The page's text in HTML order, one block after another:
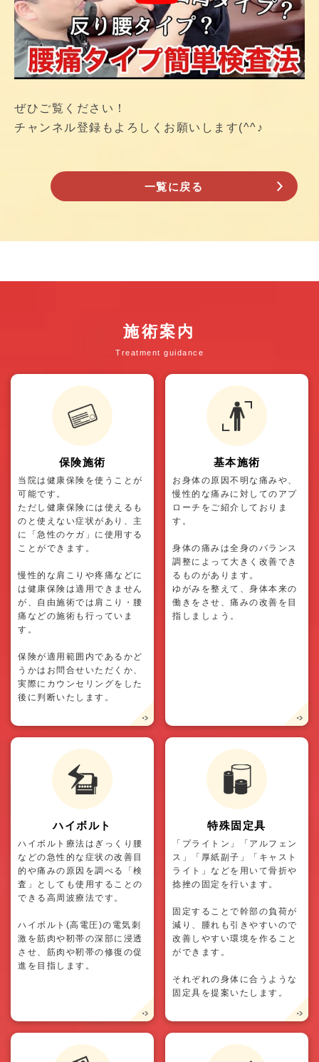
ぜひご覧ください！
チャンネル登録もよろしくお願いします(^^♪
一覧に戻る
施術案内
Treatment guidance
保険施術
当院は健康保険を使うことが
可能です。
ただし健康保険には使えるも
のと使えない症状があり、主
に「急性のケガ」に使用する
ことができます。
慢性的な肩こりや疼痛などに
は健康保険は適用できません
が、自由施術では肩こり・腰
痛などの施術も行っていま
す。
保険が適用範囲内であるかど
うかはお問合せいただくか、
実際にカウンセリングをした
後に判断いたします。
基本施術
お身体の原因不明な痛みや、
慢性的な痛みに対してのアプ
ローチをご紹介しておりま
す。
身体の痛みは全身のバランス
調整によって大きく改善でき
るものがあります。
ゆがみを整えて、身体本来の
働きをさせ、痛みの改善を目
指しましょう。
ハイボルト
ハイボルト療法はぎっくり腰
などの急性的な症状の改善目
的や痛みの原因を調べる「検
査」としても使用することの
できる高周波療法です。
ハイボルト(高電圧)の電気刺
激を筋肉や靭帯の深部に浸透
させ、筋肉や靭帯の修復の促
進を目指します。
特殊固定具
「プライトン」「アルフェン
ス」「厚紙副子」「キャスト
ライト」などを用いて骨折や
捻挫の固定を行います。
固定することで幹部の負荷が
減り、腫れも引きやすいので
改善しやすい環境を作ること
ができます。
それぞれの身体に合うような
固定具を提案いたします。